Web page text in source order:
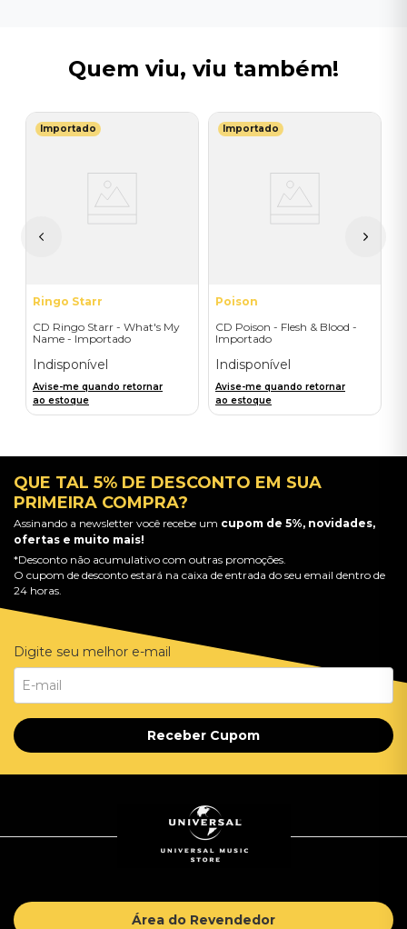
Quem viu, viu também!
Importado
Ringo Starr
CD Ringo Starr - What's My
Name - Importado
Indisponível
Avise-me quando retornar
ao estoque
Importado
Poison
CD Poison - Flesh & Blood -
Importado
Indisponível
Avise-me quando retornar
ao estoque
QUE TAL 5% DE DESCONTO EM SUA
PRIMEIRA COMPRA?
Assinando a newsletter você recebe um cupom de 5%, novidades,
ofertas e muito mais!
*Desconto não acumulativo com outras promoções.
O cupom de desconto estará na caixa de entrada do seu email dentro de
24 horas.
Digite seu melhor e-mail
Receber Cupom
Área do Revendedor